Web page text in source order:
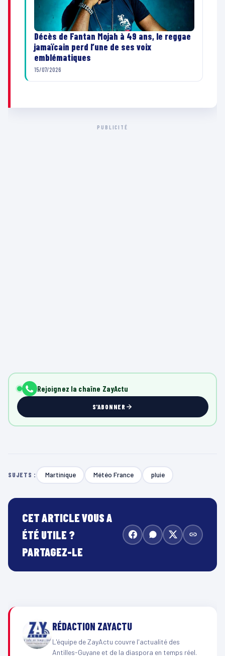
Décès de Fantan Mojah à 49 ans, le reggae
jamaïcain perd l’une de ses voix
emblématiques
15/07/2026
PUBLICITÉ
Rejoignez la chaîne ZayActu
S'ABONNER
SUJETS : Martinique Météo France pluie
CET ARTICLE VOUS A
ÉTÉ UTILE ?
PARTAGEZ-LE
RÉDACTION ZAYACTU
L'équipe de ZayActu couvre l'actualité des
Antilles-Guyane et de la diaspora en temps réel.